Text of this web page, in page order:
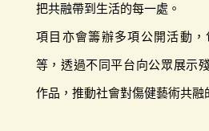
把共融帶到生活的每一處。
項目亦會籌辦多項公開活動
等，透過不同平台向公眾展示
作品，推動社會對傷健藝術共融